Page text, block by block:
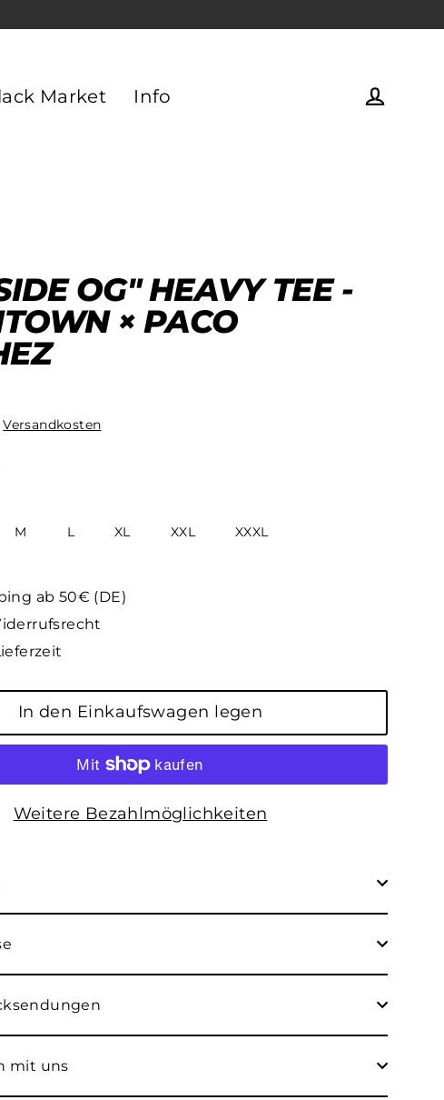
Market
Info
OG" HEAVY TEE -
× PACO
Versandkosten
M L XL XXL XXXL
ab 50€ (DE)
In den Einkaufswagen legen
Weitere Bezahlmöglichkeiten
mit uns